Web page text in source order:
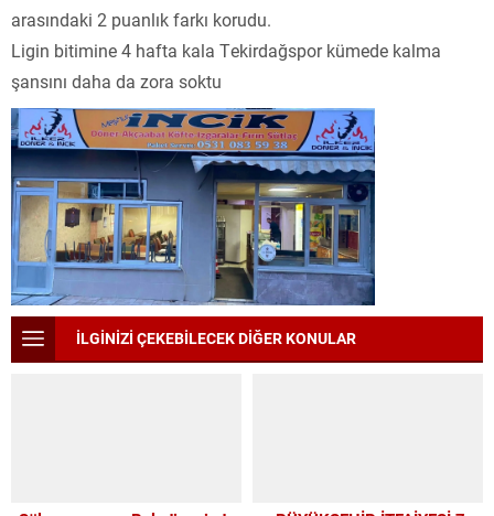
arasındaki 2 puanlık farkı korudu.
Ligin bitimine 4 hafta kala Tekirdağspor kümede kalma
şansını daha da zora soktu
İLGİNİZİ ÇEKEBİLECEK DİĞER KONULAR